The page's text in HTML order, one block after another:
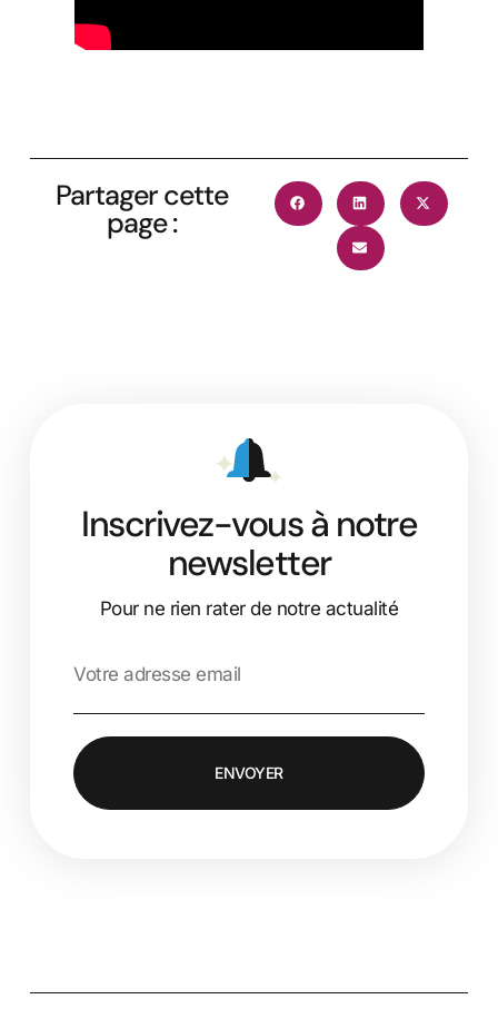
Partager cette
page :
Inscrivez-vous à notre
newsletter
Pour ne rien rater de notre actualité
ENVOYER